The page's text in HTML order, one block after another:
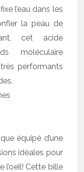
l’eau dans les
la peau de
cet acide
moléculaire
performants
équipé d’une
idéales pour
l’oeil! Cette bille